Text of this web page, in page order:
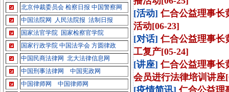
北京仲裁委员会 检察日报 中国警察网
中国法院网
人民法院报 法制日报
国家法官学院
国家检察官学院
国家行政学院 中国法学会 方圆律政
中国民商法律网 北大法律信息网
中国刑事法律网
中国宪政网
中国律师网
中国律师网
[活动] 仁合公益理事长
活动[06-23]
[对话] 仁合公益理事长
工复产[05-24]
[讲座] 仁合公益理事长
会员进行法律培训讲座
[疫情简讯] 仁合公益理